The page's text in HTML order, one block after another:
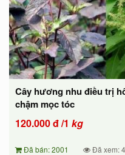
Cây hương nhu điều trị
chậm mọc tóc
120.000đ/1 kg
Đã bán: 2001 Đã xem: